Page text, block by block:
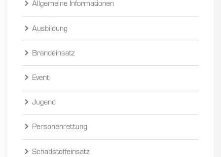
Allgemeine Informationen
Ausbildung
Brandeinsatz
Event
Jugend
Personenrettung
Schadstoffeinsatz